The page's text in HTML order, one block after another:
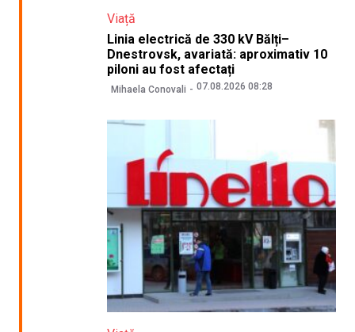
Viață
Linia electrică de 330 kV Bălți–
Dnestrovsk, avariată: aproximativ 10
piloni au fost afectați
Mihaela Conovali 07.08.2026 08:28